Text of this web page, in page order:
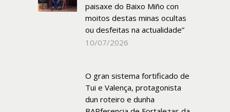
paisaxe do Baixo Miño con
moitos destas minas ocultas
ou desfeitas na actualidade”
10/07/2026
O gran sistema fortificado de
Tui e Valença, protagonista
dun roteiro e dunha